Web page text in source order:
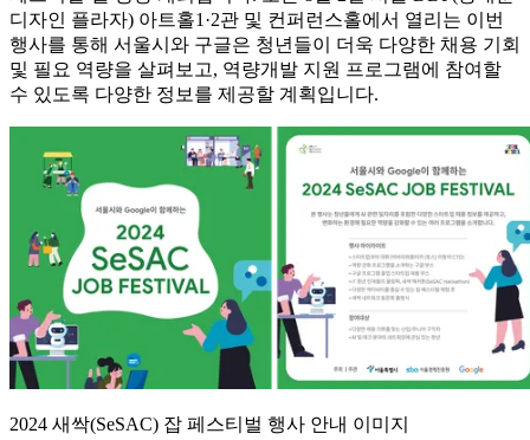
디자인 플라자) 아트홀1·2관 및 컨퍼런스홀에서 열리는 이번
행사를 통해 서울시와 구글은 청년들이 더욱 다양한 채용 기회
및 필요 역량을 살펴보고, 역량개발 지원 프로그램에 참여할
수 있도록 다양한 정보를 제공할 계획입니다.
2024 새싹(SeSAC) 잡 페스티벌 행사 안내 이미지